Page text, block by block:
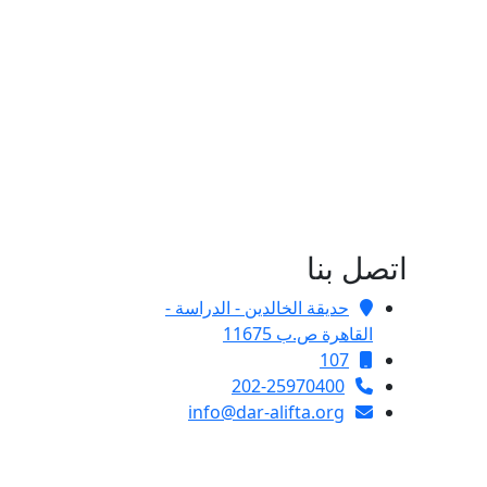
اتصل بنا
حديقة الخالدين - الدراسة -
القاهرة ص.ب 11675
107
202-25970400
info@dar-alifta.org